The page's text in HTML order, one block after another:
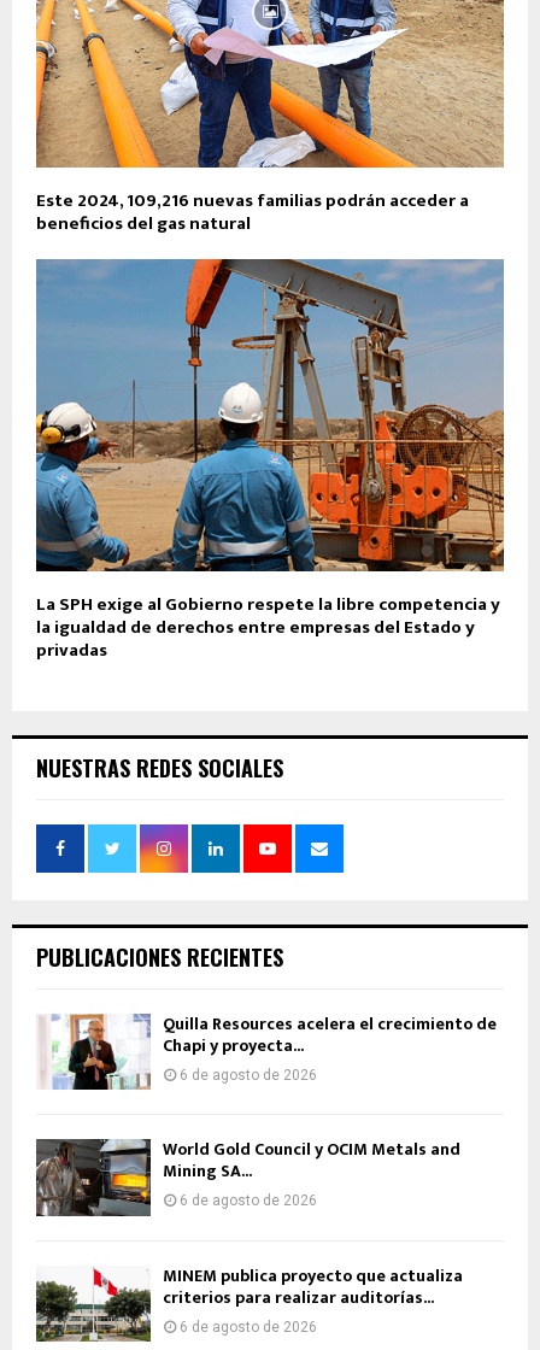
Este 2024, 109,216 nuevas familias podrán acceder a
beneficios del gas natural
La SPH exige al Gobierno respete la libre competencia y
la igualdad de derechos entre empresas del Estado y
privadas
NUESTRAS REDES SOCIALES
PUBLICACIONES RECIENTES
Quilla Resources acelera el crecimiento de
Chapi y proyecta...
6 de agosto de 2026
World Gold Council y OCIM Metals and
Mining SA...
6 de agosto de 2026
MINEM publica proyecto que actualiza
criterios para realizar auditorías...
6 de agosto de 2026